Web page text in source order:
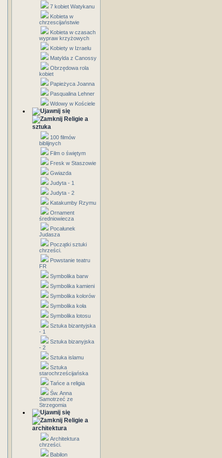
7 kobiet Watykanu
Kobieta w
chrzescijaństwie
Kobieta w czasach
wypraw krzyżowych
Kobiety w Izraelu
Matylda z Canossy
Obrzędowa rola
kobiet
Papieżyca Joanna
Pasqualina Lehner
Wdowy w Kościele
Religie a
sztuka
100 filmów
biblijnych
Film o świętym
Fresk w Staszowie
Gwiazda
Judyta - 1
Judyta - 2
Katakumby Rzymu
Ornament
średniowiecza
Pocałunek
Judasza
Początki sztuki
chrześci.
Powstanie teatru
FR
Symbolika barw
Symbolika kamieni
Symbolika kolorów
Symbolika koła
Symbolika lotosu
Sztuka bizantyjska
- 1
Sztuka bizanyjska
- 2
Sztuka islamu
Sztuka
starochrześcijańska
Tańce a religia
Św. Anna
Samotrzeć ze
Strzegomia
Religie a
architektura
Architektura
chrześci.
Babilon